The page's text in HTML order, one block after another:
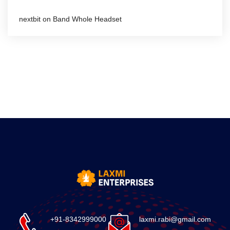
nextbit on Band Whole Headset
+91-8342999000
laxmi.rabi@gmail.com